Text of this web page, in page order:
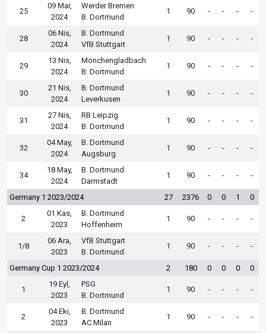
25
09 Mar,
2024
Werder Bremen
B. Dortmund
1 90 - - - -
28
06 Nis,
2024
B. Dortmund
VfB Stuttgart
1 90 - - - -
29
13 Nis,
2024
Mönchengladbach
B. Dortmund
1 90 - - - -
30
21 Nis,
2024
B. Dortmund
Leverkusen
1 90 - - - -
31
27 Nis,
2024
RB Leipzig
B. Dortmund
1 90 - - - -
32
04 May,
2024
B. Dortmund
Augsburg
1 90 - - - -
34
18 May,
2024
B. Dortmund
Darmstadt
1 90 - - - -
Germany 1 2023/2024 27 2376 0 0 1 0
2
01 Kas,
2023
B. Dortmund
Hoffenheim
1 90 - - - -
1/8
06 Ara,
2023
VfB Stuttgart
B. Dortmund
1 90 - - - -
Germany Cup 1 2023/2024 2 180 0 0 0 0
1
19 Eyl,
2023
PSG
B. Dortmund
1 90 - - - -
2
04 Eki,
2023
B. Dortmund
AC Milan
1 90 - - - -